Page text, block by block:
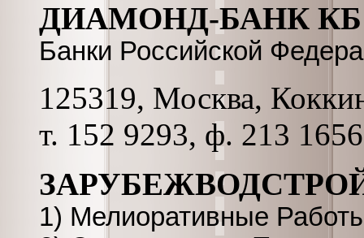
ДИАМОНД-БАНК КБ
Банки Российской
125319, Москва,
т. 152 9293, ф. 213 1656
1) Мелиоративные